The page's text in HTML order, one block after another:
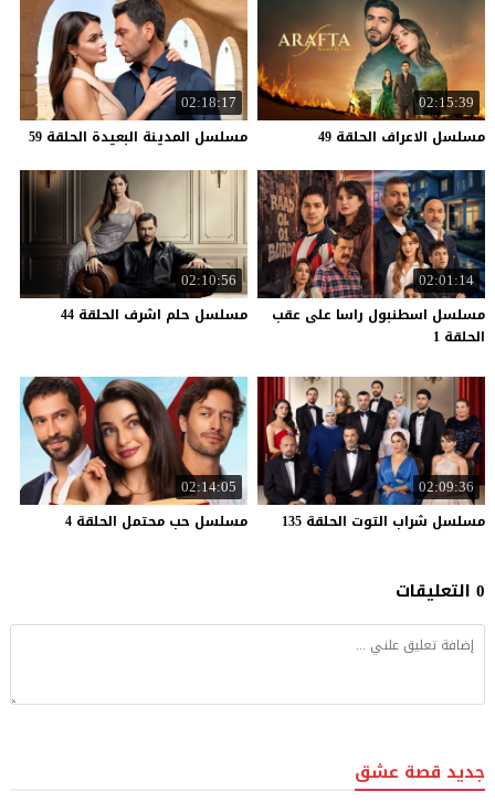
02:15:39
مسلسل الاعراف الحلقة 49
02:18:17
مسلسل المدينة البعيدة الحلقة 59
02:01:14
مسلسل اسطنبول راسا على عقب
الحلقة 1
02:10:56
مسلسل حلم اشرف الحلقة 44
02:09:36
مسلسل شراب التوت الحلقة 135
02:14:05
مسلسل حب محتمل الحلقة 4
0 التعليقات
جديد قصة عشق